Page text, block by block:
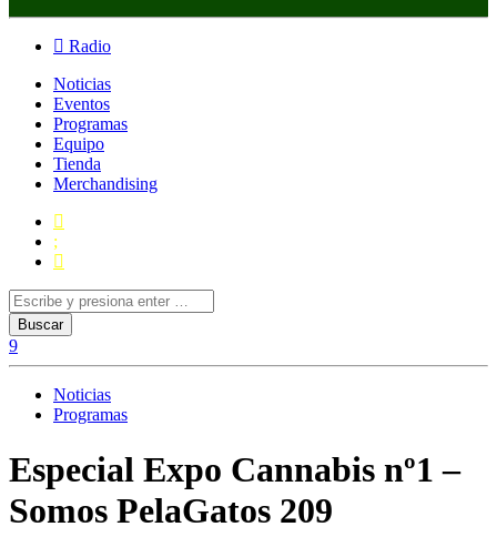
Radio
Noticias
Eventos
Programas
Equipo
Tienda
Merchandising
Noticias
Programas
Especial Expo Cannabis nº1 –
Somos PelaGatos 209